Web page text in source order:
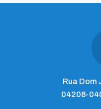
Rua Dom
04208-